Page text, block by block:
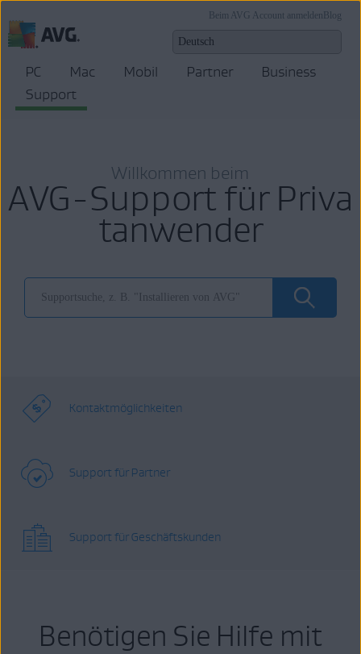
Blog
Beim AVG Account anmelden
PC Mac Mobil Partner
Business
Support
Willkommen beim
AVG-Support für Priva
tanwender
Kontaktmöglichkeiten
Support für Partner
Support für Geschäftskunden
Benötigen Sie Hilfe mit